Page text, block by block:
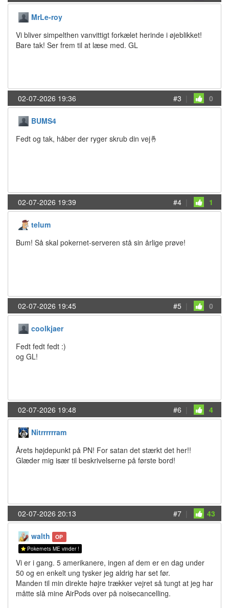
MrLe-roy
Vi bliver simpelthen vanvittigt forkælet herinde i øjeblikket!
Bare tak! Ser frem til at læse med. GL
02-07-2026 19:36 #3 | 0
BUMS4
Fedt og tak, håber der ryger skrub din vej🤞
02-07-2026 19:39 #4 | 1
telum
Bum! Så skal pokernet-serveren stå sin årlige prøve!
02-07-2026 19:45 #5 | 0
coolkjaer
Fedt fedt fedt :)
og GL!
02-07-2026 19:48 #6 | 4
Nitrrrrrram
Årets højdepunkt på PN! For satan det stærkt det her!!
Glæder mig især til beskrivelserne på første bord!
02-07-2026 20:13 #7 | 43
walth OP
Pokernets ME vinder !
Vi er i gang. 5 amerikanere, ingen af dem er en dag under
50 og en enkelt ung tysker jeg aldrig har set før.
Manden til min direkte højre trækker vejret så tungt at jeg har
måtte slå mine AirPods over på noisecancelling.